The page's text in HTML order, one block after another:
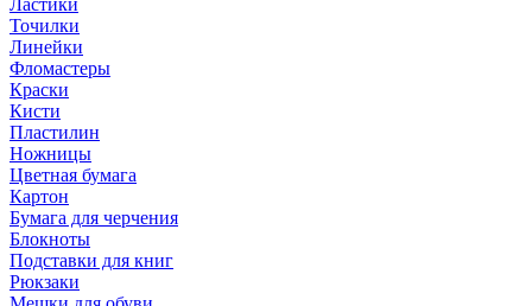
Ластики
Точилки
Линейки
Фломастеры
Краски
Кисти
Пластилин
Ножницы
Цветная бумага
Картон
Бумага для черчения
Блокноты
Подставки для книг
Рюкзаки